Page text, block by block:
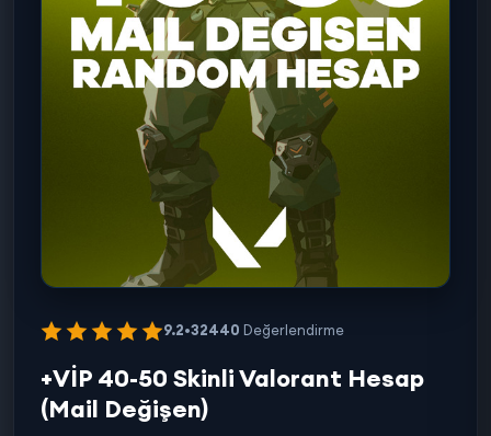
9.2•32440 Değerlendirme
+VİP 40-50 Skinli Valorant Hesap
(Mail Değişen)